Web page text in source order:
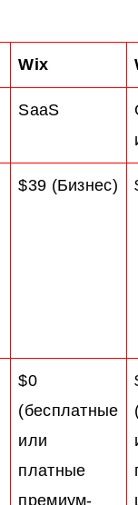
Wix
SaaS
$39 (Бизнес)
$0
(бесплатные
или
платные
премиум-